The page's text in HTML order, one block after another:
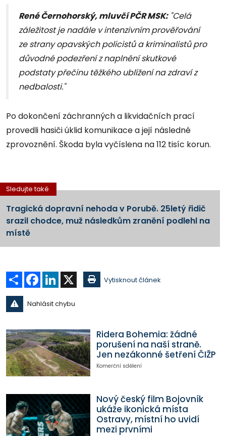
René Černohorský, mluvčí PČR MSK:"Celá
záležitost je nadále v intenzivním prověřování
ze strany opavských policistů a kriminalistů pro
důvodné podezření z naplnění skutkové
podstaty přečinu těžkého ublížení na zdraví z
nedbalosti."
Po dokončení záchranných a likvidačních prací
provedli hasiči úklid komunikace a její následné
zprovoznění. Škoda byla vyčíslena na 112 tisíc korun.
Sledujte také
Tragická dopravní nehoda v Porubě. 25letý řidič
srazil chodce, muž následkům zranění podlehl na
místě
Sdílet Facebook
LinkedIn Vytisknout článek
Nahlásit chybu
Ridera Bohemia: žádné
porušení na naší straně.
Jen nezákonné šetření ČIŽP
Komerční sdělení
Nový český film Bojovník
ukáže ikonická místa
Ostravy, místní ho uvidí
mezi prvními